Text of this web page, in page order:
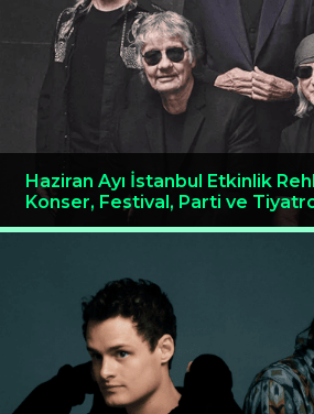
Haziran Ayı İstanbul Etkinlik
Konser, Festival, Parti ve